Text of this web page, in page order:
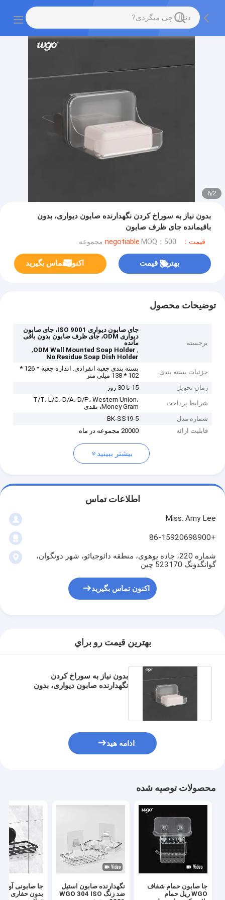
2
/
6
بدون نیاز به سوراخ کردن نگهدارنده صابون دیواری، بدون
باقیمانده جای ظرف صابون
قیمت：negotiable MOQ：500 مجموعه
بهترین قیمت اکنون تماس بگیرید
توضیحات محصول
برجسته
جای صابون دیواری ISO 9001، جای صابون
دیواری ODM، جای ظرف صابون بدون باقی
مانده
,
ODM Wall Mounted Soap Holder
,
No Residue Soap Dish Holder
جزئیات بسته بندی
بسته بندی جعبه انفرادی. اندازه جعبه = 126 *
102 * 138 میلی متر
زمان تحویل
15 تا 30 روز
شرایط پرداخت
T/T، L/C، D/A، D/P، Western Union،
Money Gram، نقدی
شماره مدل
BK-SS19-5
قابلیت ارائه
20000 مجموعه در ماه
بیشتر ببینید
اطلاعات تماس
Miss. Amy Lee
+86-15920698900
شماره 220، جاده یوهوی، منطقه دائوجیائو، شهر دونگوان،
گوانگدونگ 523170 چین
اکنون تماس بگیرید
بهترين قيمت رو براي
بدون نیاز به سوراخ کردن
نگهدارنده صابون دیواری، بدون
ادامه هید
محصولات توصیه شده
جا صابون حمام شفاف
WGO ریل حمام
نگهدارنده صابون استیل
ضد زنگ WGO 304 ISO
جا صابونی آویز
بدون حفاری